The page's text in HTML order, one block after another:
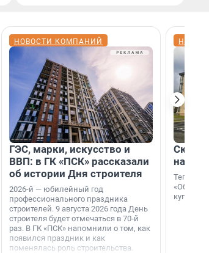
НОВОСТИ КОМПАНИЙ
ГЭС, марки, искусство и
ВВП: в ГК «ПСК» рассказали
об истории Дня строителя
2026-й — юбилейный год
профессионального праздника
строителей. 9 августа 2026 года День
строителя будет отмечаться в 70-й
раз. В ГК «ПСК» напомнили о том, как
появился праздник и как
поменялась роль строительства.
на
Теперь
купить